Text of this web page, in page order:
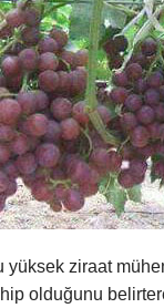
yüksek ziraat
olduğunu